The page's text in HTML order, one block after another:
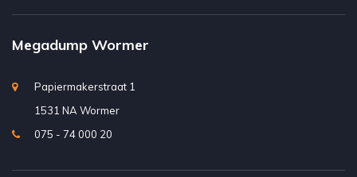
Megadump Wormer
Papiermakerstraat 1
1531 NA Wormer
075 - 74 000 20